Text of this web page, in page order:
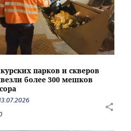
парков и скверов
более 300 мешков